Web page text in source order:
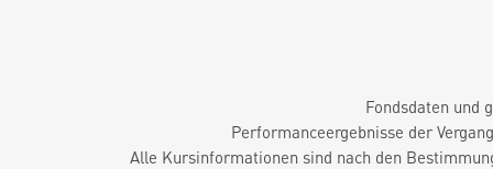
Fondsdaten und
Performanceergebnisse der
Alle Kursinformationen sind nach den